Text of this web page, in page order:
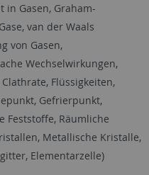
in Gasen, Graham-
van der Waals
von Gasen,
Wechselwirkungen,
Flüssigkeiten,
Gefrierpunkt,
Feststoffe, Räumliche
Metallische Kristalle,
Elementarzelle)